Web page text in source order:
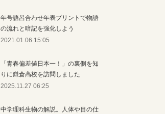
年号語呂合わせ年表プリントで物語
の流れと暗記を強化しよう
2021.01.06 15:05
「青春偏差値日本一！」の裏側を知
りに鎌倉高校を訪問しました
2025.11.27 06:25
中学理科生物の解説。人体や目の仕